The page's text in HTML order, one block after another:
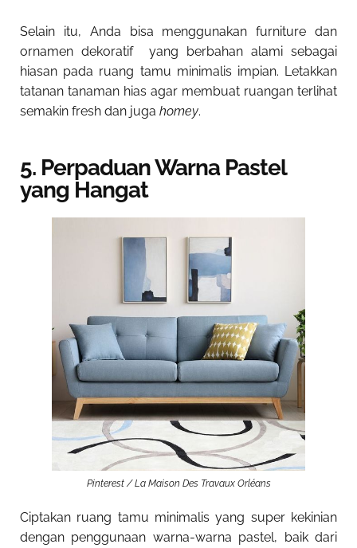
Selain itu, Anda bisa menggunakan furniture dan
ornamen dekoratif yang berbahan alami sebagai
hiasan pada ruang tamu minimalis impian. Letakkan
tatanan tanaman hias agar membuat ruangan terlihat
semakin fresh dan juga homey.
5. Perpaduan Warna Pastel
yang Hangat
Pinterest / La Maison Des Travaux Orléans
Ciptakan ruang tamu minimalis yang super kekinian
dengan penggunaan warna-warna pastel, baik dari